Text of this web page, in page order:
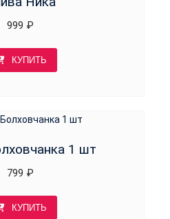
999 ₽
КУПИТЬ
1 шт
799 ₽
КУПИТЬ